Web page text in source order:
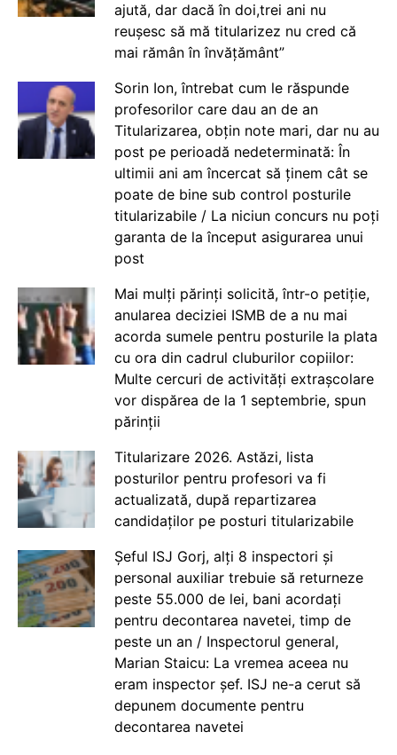
ajută, dar dacă în doi,trei ani nu
reușesc să mă titularizez nu cred că
mai rămân în învățământ”
Sorin Ion, întrebat cum le răspunde
profesorilor care dau an de an
Titularizarea, obțin note mari, dar nu au
post pe perioadă nedeterminată: În
ultimii ani am încercat să ținem cât se
poate de bine sub control posturile
titularizabile / La niciun concurs nu poți
garanta de la început asigurarea unui
post
Mai mulți părinți solicită, într-o petiție,
anularea deciziei ISMB de a nu mai
acorda sumele pentru posturile la plata
cu ora din cadrul cluburilor copiilor:
Multe cercuri de activități extrașcolare
vor dispărea de la 1 septembrie, spun
părinții
Titularizare 2026. Astăzi, lista
posturilor pentru profesori va fi
actualizată, după repartizarea
candidaților pe posturi titularizabile
Șeful ISJ Gorj, alți 8 inspectori și
personal auxiliar trebuie să returneze
peste 55.000 de lei, bani acordați
pentru decontarea navetei, timp de
peste un an / Inspectorul general,
Marian Staicu: La vremea aceea nu
eram inspector șef. ISJ ne-a cerut să
depunem documente pentru
decontarea navetei